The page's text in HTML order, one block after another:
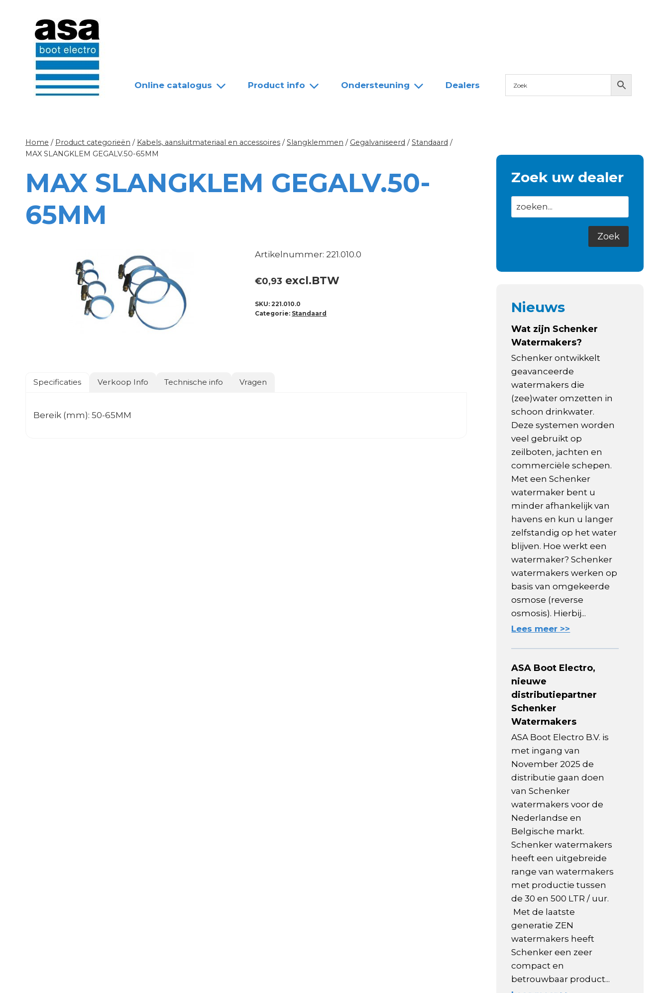
Online catalogus Product info Ondersteuning Dealers
Home / Product categorieën / Kabels, aansluitmateriaal en accessoires / Slangklemmen / Gegalvaniseerd / Standaard /
MAX SLANGKLEM GEGALV.50-65MM
MAX SLANGKLEM GEGALV.50-
65MM
Artikelnummer: 221.010.0
€0,93 excl.BTW
SKU:221.010.0
Categorie: Standaard
Specificaties Verkoop Info Technische info Vragen
Bereik (mm): 50-65MM
Zoek uw dealer
Nieuws
Wat zijn Schenker
Watermakers?
Schenker ontwikkelt
geavanceerde
watermakers die
(zee)water omzetten in
schoon drinkwater.
Deze systemen worden
veel gebruikt op
zeilboten, jachten en
commerciële schepen.
Met een Schenker
watermaker bent u
minder afhankelijk van
havens en kun u langer
zelfstandig op het water
blijven. Hoe werkt een
watermaker? Schenker
watermakers werken op
basis van omgekeerde
osmose (reverse
osmosis). Hierbij...
Lees meer >>
ASA Boot Electro,
nieuwe
distributiepartner
Schenker
Watermakers
ASA Boot Electro B.V. is
met ingang van
November 2025 de
distributie gaan doen
van Schenker
watermakers voor de
Nederlandse en
Belgische markt.
Schenker watermakers
heeft een uitgebreide
range van watermakers
met productie tussen
de 30 en 500 LTR / uur.
Met de laatste
generatie ZEN
watermakers heeft
Schenker een zeer
compact en
betrouwbaar product...